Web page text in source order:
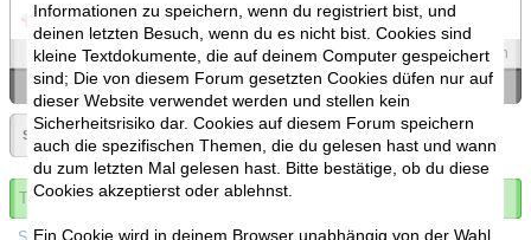
Informationen zu speichern, wenn du registriert bist, und
deinen letzten Besuch, wenn du es nicht bist. Cookies sind
kleine Textdokumente, die auf deinem Computer gespeichert
sind; Die von diesem Forum gesetzten Cookies düfen nur auf
dieser Website verwendet werden und stellen kein
Sicherheitsrisiko dar. Cookies auf diesem Forum speichern
auch die spezifischen Themen, die du gelesen hast und wann
du zum letzten Mal gelesen hast. Bitte bestätige, ob du diese
Cookies akzeptierst oder ablehnst.
Ein Cookie wird in deinem Browser unabhängig von der Wahl
Spoilers Zitieren
«Ein Thema zurück|Ein Thema vor»
Seite:
Thema abonnieren